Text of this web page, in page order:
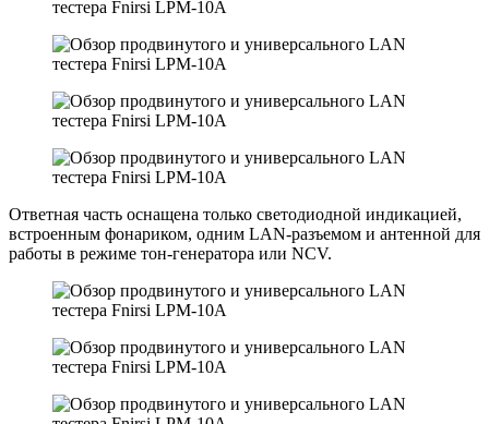
Ответная часть оснащена только светодиодной индикацией,
встроенным фонариком, одним LAN-разъемом и антенной для
работы в режиме тон-генератора или NCV.